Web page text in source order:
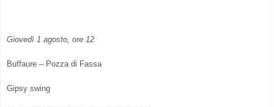
Giovedì 1 agosto, ore 12
Buffaure – Pozza di Fassa
Gipsy swing